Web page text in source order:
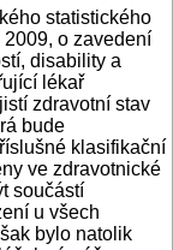
statistického
o zavedení
disability a
lékař
zdravotní stav
bude
klasifikační
ve zdravotnické
součástí
u všech
bylo natolik